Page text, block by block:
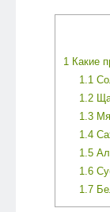
1Какие
1.1
1.2
1.3
1.4
1.5
1.6
1.7